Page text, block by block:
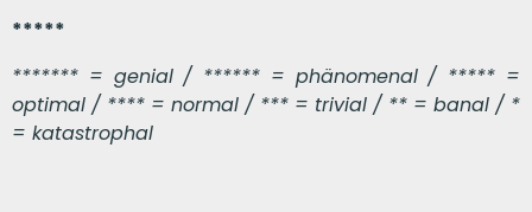
*****
******* = genial / ****** = phänomenal / ***** =
optimal / **** = normal / *** = trivial / ** = banal / *
= katastrophal